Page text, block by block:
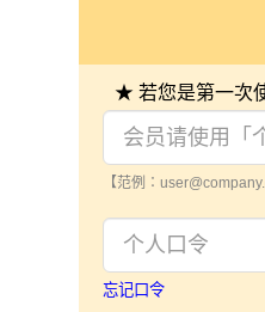
★ 若您是第一次
【范例：
忘记口令